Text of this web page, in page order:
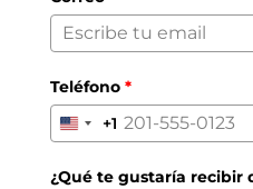
Teléfono *
United
+1
+1
¿Qué te gustaría recibir